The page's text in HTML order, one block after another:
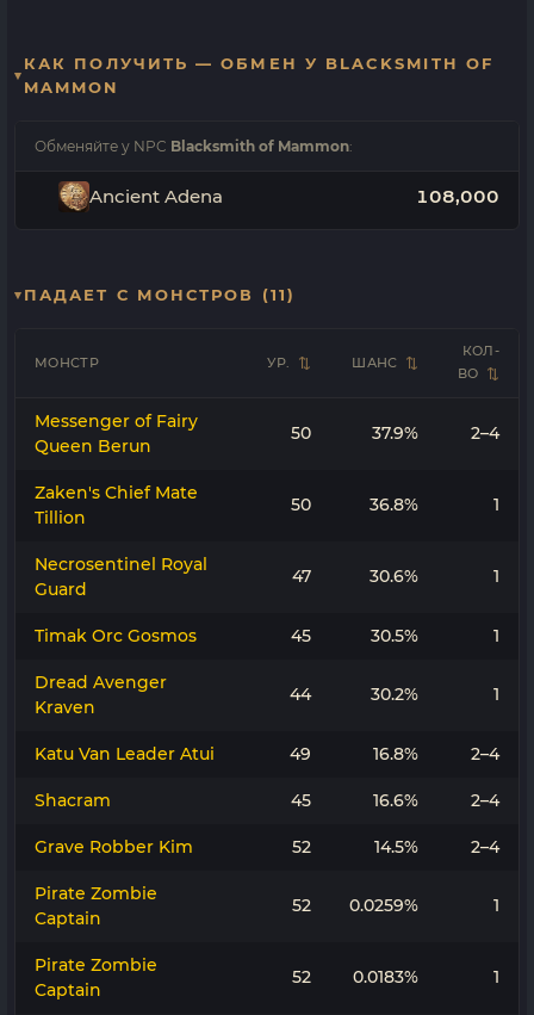
КАК ПОЛУЧИТЬ — ОБМЕН У BLACKSMITH OF
MAMMON
Обменяйте у NPC Blacksmith of Mammon:
Ancient Adena 108,000
ПАДАЕТ С МОНСТРОВ (11)
МОНСТР УР. ШАНС
КОЛ-
ВО
Messenger of Fairy
Queen Berun
50 37.9% 2–4
Zaken's Chief Mate
Tillion
50 36.8% 1
Necrosentinel Royal
Guard
47 30.6% 1
Timak Orc Gosmos 45 30.5% 1
Dread Avenger
Kraven
44 30.2% 1
Katu Van Leader Atui 49 16.8% 2–4
Shacram 45 16.6% 2–4
Grave Robber Kim 52 14.5% 2–4
Pirate Zombie
Captain
52 0.0259% 1
Pirate Zombie
Captain
52 0.0183% 1